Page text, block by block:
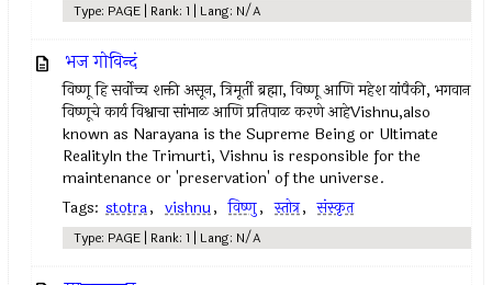
Type: PAGE | Rank: 1 | Lang: N/A
भज गोविन्दं
विष्णू हि सर्वोच्च शक्ती असून, त्रिमूर्ती ब्रह्मा, विष्णू आणि महेश यांपैकी, भगवान
विष्णूचे कार्य विश्वाचा सांभाळ आणि प्रतिपाळ करणे आहेVishnu,also
known as Narayana is the Supreme Being or Ultimate
RealityIn the Trimurti, Vishnu is responsible for the
maintenance or 'preservation' of the universe.
Tags: stotra, vishnu, विष्णु, स्तोत्र, संस्कृत
Type: PAGE | Rank: 1 | Lang: N/A